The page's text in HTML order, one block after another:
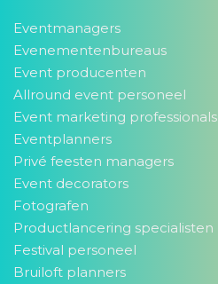
Eventmanagers
Evenementenbureaus
Event producenten
Allround event personeel
Event marketing professionals
Eventplanners
Privé feesten managers
Event decorators
Fotografen
Productlancering specialisten
Festival personeel
Bruiloft planners